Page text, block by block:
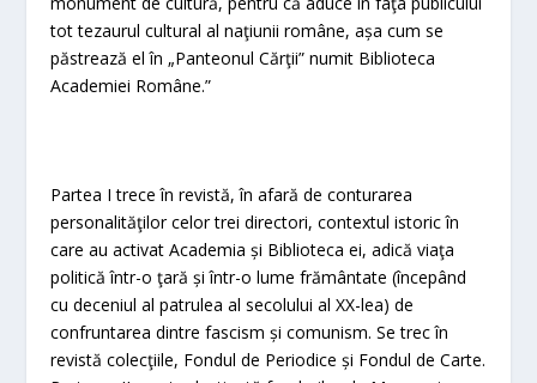
tot tezaurul cultural al naţiunii române, așa cum se
păstrează el în „Panteonul Cărţii” numit Biblioteca
Academiei Române.”
Partea I trece în revistă, în afară de conturarea
personalităţilor celor trei directori, contextul istoric în
care au activat Academia și Biblioteca ei, adică viaţa
politică într-o ţară și într-o lume frământate (începând
cu deceniul al patrulea al secolului al XX-lea) de
confruntarea dintre fascism și comunism. Se trec în
revistă colecţiile, Fondul de Periodice și Fondul de Carte.